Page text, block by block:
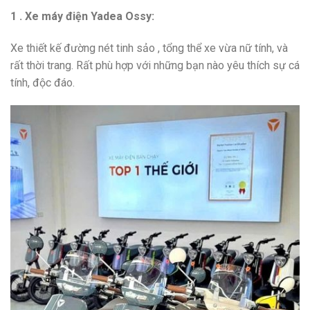
1 . Xe máy điện Yadea Ossy:
Xe thiết kế đường nét tinh sảo , tổng thể xe vừa nữ tính, và
rất thời trang. Rất phù hợp với những bạn nào yêu thích sự cá
tính, độc đáo.